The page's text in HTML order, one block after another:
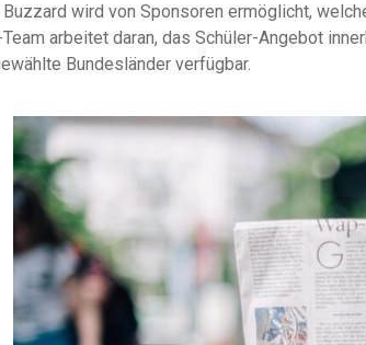
Buzzard wird von Sponsoren ermöglicht,
arbeitet daran, das Schüler-Angebot
Bundesländer verfügbar.